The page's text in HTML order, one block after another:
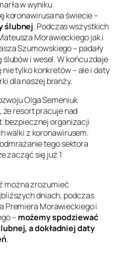
w wyniku
koronawirusa na świecie –
ślubnej. Podczas wszystkich
Morawieckiego jak i
Szumowskiego – padały
i wesel. W końcu zdaje
nie tylko konkretów – ale i daty
dla naszej branży.
Olga Semeniuk
że resort pracuje nad
bezpiecznej organizacji
walki z koronawirusem.
tego sektora
zacząć się już 1
można zrozumieć
dniach, podczas
Premiera Morawieckiego i
– możemy spodziewać
a dokładniej daty
.